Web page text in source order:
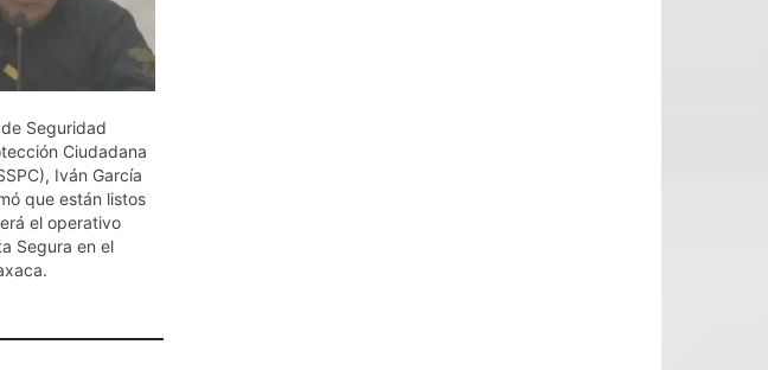
Seguridad
Ciudadana
Iván García
que están listos
el operativo
Segura en el